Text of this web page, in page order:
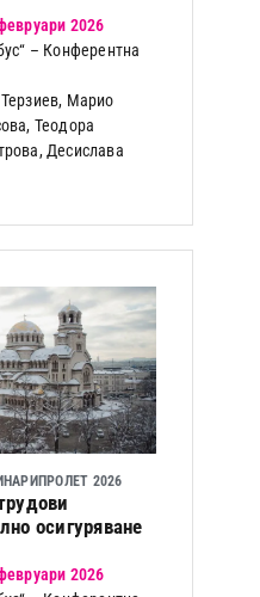
2026
– Конферентна
Марио
Теодора
Десислава
ПРОЛЕТ 2026
осигуряване
2026